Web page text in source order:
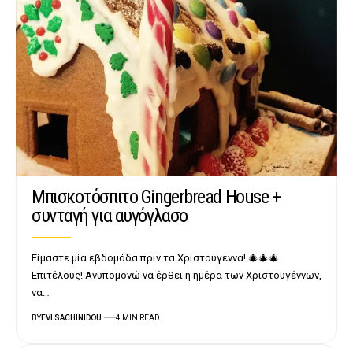
Μπισκοτόσπιτο Gingerbread House +
συνταγή για αυγόγλασο
Είμαστε μία εβδομάδα πριν τα Χριστούγεννα! 🎄🎄🎄
Επιτέλους! Ανυπομονώ να έρθει η ημέρα των Χριστουγέννων,
να…
BYEVI SACHINIDOU 4 MIN READ